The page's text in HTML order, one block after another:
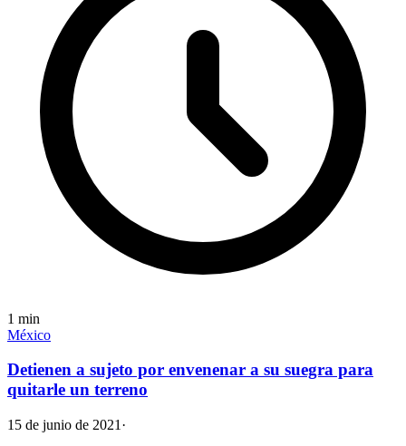
1 min
México
Detienen a sujeto por envenenar a su suegra para
quitarle un terreno
15 de junio de 2021 ·